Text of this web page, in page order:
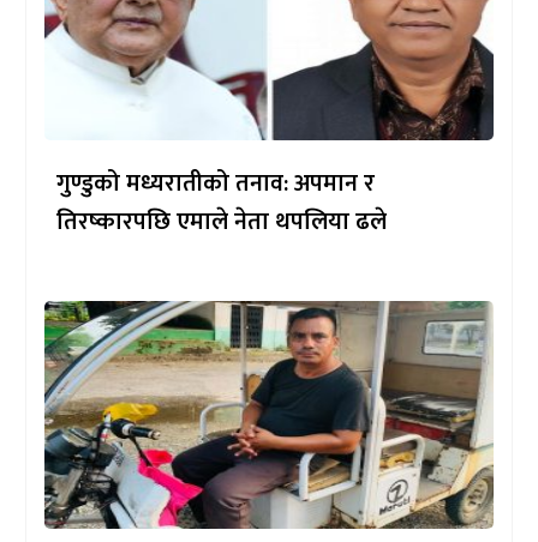
गुण्डुको मध्यरातीको तनाव: अपमान र
तिरष्कारपछि एमाले नेता थपलिया ढले